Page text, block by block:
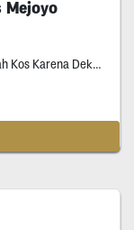
Mejoyo
Tenggilis Mejoyo -Cocok Untuk Dibangun Rumah Kos Karena Dekat Ubaya Tenggilis -Row Jalan Dua Setengah Mobil -Hadap Timur